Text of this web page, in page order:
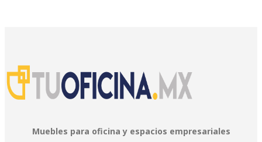
Muebles para oficina y espacios empresariales